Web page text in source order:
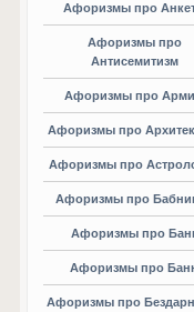
Афоризмы про
Афоризмы про
Антисемитизм
Афоризмы про
Афоризмы про
Афоризмы про
Афоризмы про
Афоризмы про
Афоризмы про
Афоризмы про